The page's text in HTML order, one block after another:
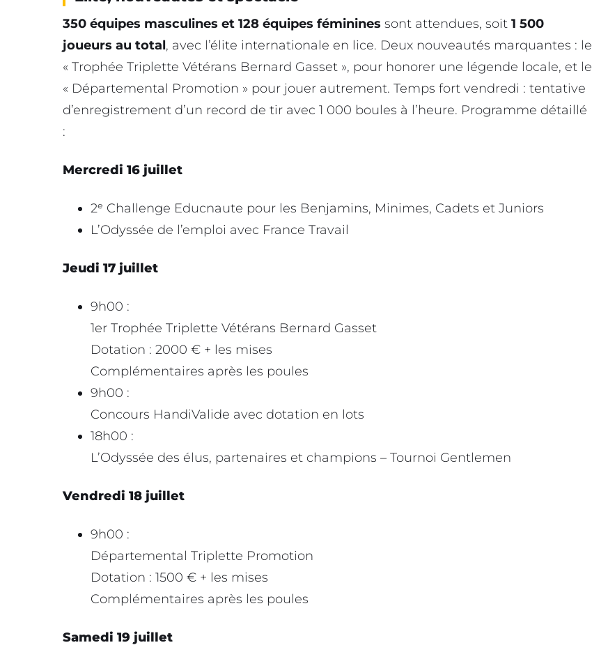
350 équipes masculines et 128 équipes féminines sont attendues, soit 1 500
joueurs au total, avec l’élite internationale en lice. Deux nouveautés marquantes : le
« Trophée Triplette Vétérans Bernard Gasset », pour honorer une légende locale, et le
« Départemental Promotion » pour jouer autrement. Temps fort vendredi : tentative
d’enregistrement d’un record de tir avec 1 000 boules à l’heure. Programme détaillé
:
Mercredi 16 juillet
2ᵉ Challenge Educnaute pour les Benjamins, Minimes, Cadets et Juniors
L’Odyssée de l’emploi avec France Travail
Jeudi 17 juillet
9h00 :
1er Trophée Triplette Vétérans Bernard Gasset
Dotation : 2000 € + les mises
Complémentaires après les poules
9h00 :
Concours HandiValide avec dotation en lots
18h00 :
L’Odyssée des élus, partenaires et champions – Tournoi Gentlemen
Vendredi 18 juillet
9h00 :
Départemental Triplette Promotion
Dotation : 1500 € + les mises
Complémentaires après les poules
Samedi 19 juillet